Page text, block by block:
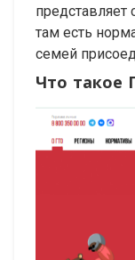
там есть
семей
Что такое